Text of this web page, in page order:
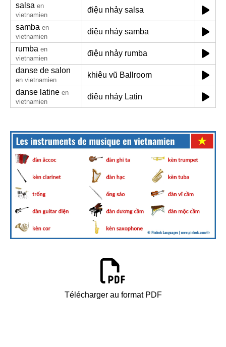
salsa en
vietnamien
điệu nhảy salsa
samba en
vietnamien
điệu nhảy samba
rumba en
vietnamien
điệu nhảy rumba
danse de salon
en vietnamien
khiêu vũ Ballroom
danse latine en
vietnamien
điêu nhảy Latin
Télécharger au format PDF